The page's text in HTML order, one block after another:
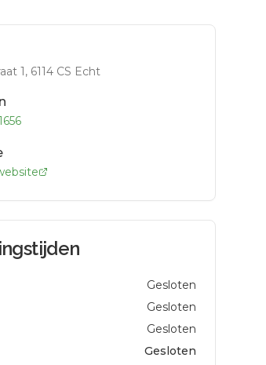
1, 6114 CS Echt
Gesloten
Gesloten
Gesloten
Gesloten